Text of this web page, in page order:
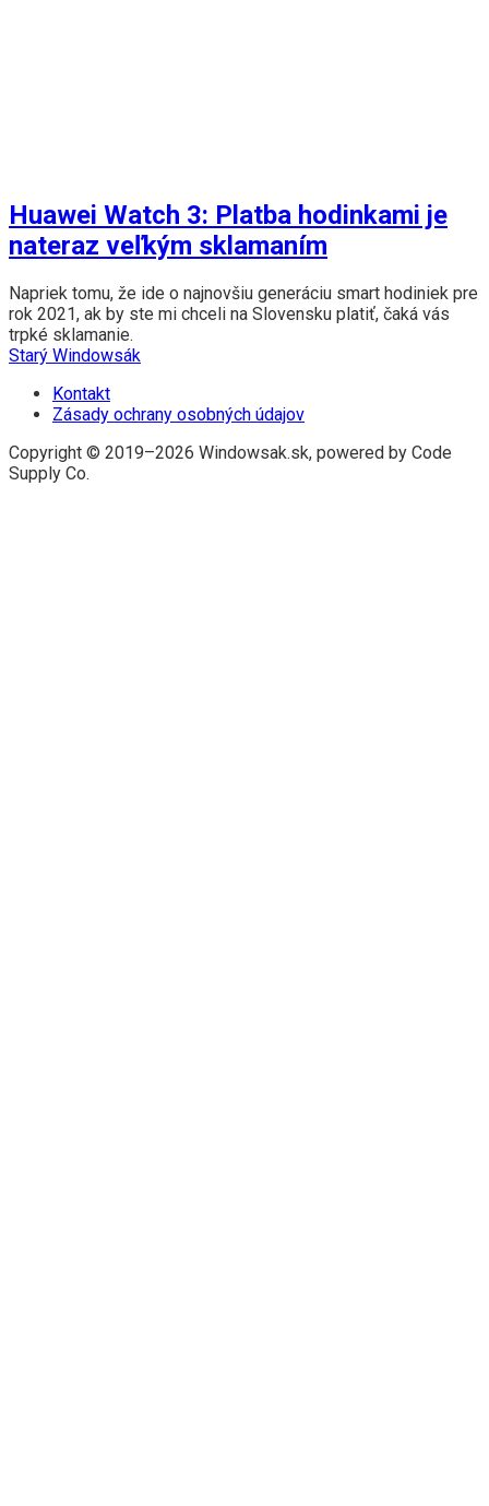
Huawei Watch 3: Platba hodinkami je
nateraz veľkým sklamaním
Napriek tomu, že ide o najnovšiu generáciu smart hodiniek pre
rok 2021, ak by ste mi chceli na Slovensku platiť, čaká vás
trpké sklamanie.
Starý Windowsák
Kontakt
Zásady ochrany osobných údajov
Copyright © 2019–2026 Windowsak.sk, powered by Code
Supply Co.